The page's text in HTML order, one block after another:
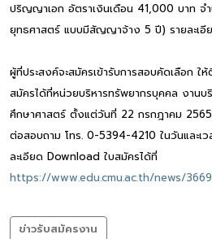
ปริญญาเอก อัตราเงินเดือน 41,000 บาท จ
ยุทธศาสตร์ แบบมีสัญญาจ้าง 5 ปี) รายละเอี
ผู้ที่ประสงค์จะสมัครเข้ารับการสอบคัดเลือก ใ
สมัครได้ที่หน่วยบริหารทรัพยากรบุคคล งาน
ศึกษาศาสตร์ ตั้งแต่วันที่ 22 กรกฎาคม
ต่อสอบถาม โทร. 0-5394-4210 ในวันและเว
ละเอียด Download ใบสมัครได้ที่
https://www.edu.cmu.ac.th/news/
ข่าวรับสมัครงาน